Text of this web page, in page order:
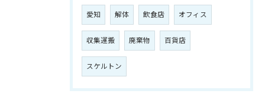
愛知 解体 飲食店 オフィス
収集運搬 廃棄物 百貨店
スケルトン